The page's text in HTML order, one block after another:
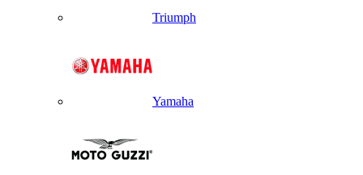
Triumph
Yamaha